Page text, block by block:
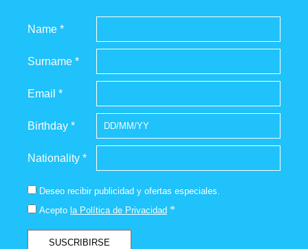
Name *
Surname *
Email *
Birthday *
Nationality *
Deseo recibir publicidad y ofertas especiales.
Acepto la Política de Privacidad *
SUSCRIBIRSE